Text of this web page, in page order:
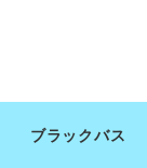
ブラックバス